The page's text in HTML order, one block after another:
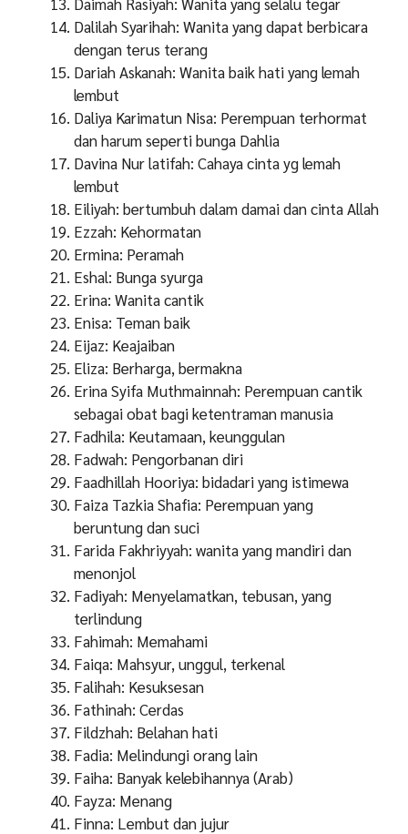
Dalilah Syarihah: Wanita yang dapat berbicara
dengan terus terang
Dariah Askanah: Wanita baik hati yang lemah
lembut
Daliya Karimatun Nisa: Perempuan terhormat
dan harum seperti bunga Dahlia
Davina Nur latifah: Cahaya cinta yg lemah
lembut
Eiliyah: bertumbuh dalam damai dan cinta Allah
Ezzah: Kehormatan
Ermina: Peramah
Eshal: Bunga syurga
Erina: Wanita cantik
Enisa: Teman baik
Eijaz: Keajaiban
Eliza: Berharga, bermakna
Erina Syifa Muthmainnah: Perempuan cantik
sebagai obat bagi ketentraman manusia
Fadhila: Keutamaan, keunggulan
Fadwah: Pengorbanan diri
Faadhillah Hooriya: bidadari yang istimewa
Faiza Tazkia Shafia: Perempuan yang
beruntung dan suci
Farida Fakhriyyah: wanita yang mandiri dan
menonjol
Fadiyah: Menyelamatkan, tebusan, yang
terlindung
Fahimah: Memahami
Faiqa: Mahsyur, unggul, terkenal
Falihah: Kesuksesan
Fathinah: Cerdas
Fildzhah: Belahan hati
Fadia: Melindungi orang lain
Faiha: Banyak kelebihannya (Arab)
Fayza: Menang
Finna: Lembut dan jujur